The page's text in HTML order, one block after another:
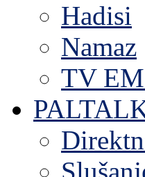
Hadisi
Namaz
TV